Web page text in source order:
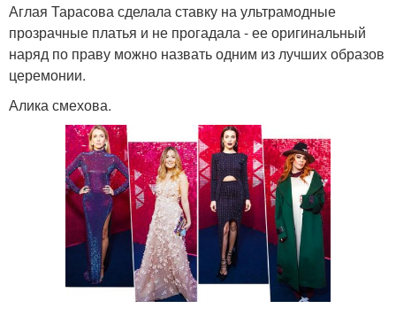
Аглая Тарасова сделала ставку на ультрамодные
прозрачные платья и не прогадала - ее оригинальный
наряд по праву можно назвать одним из лучших образов
церемонии.
Алика смехова.